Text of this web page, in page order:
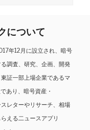
について
年12月に設立され、暗号
調査、研究、企画、開発
証一部上場企業であるマ
あり、暗号資産・
レターやリサーチ、相場
える二ュースアプリ